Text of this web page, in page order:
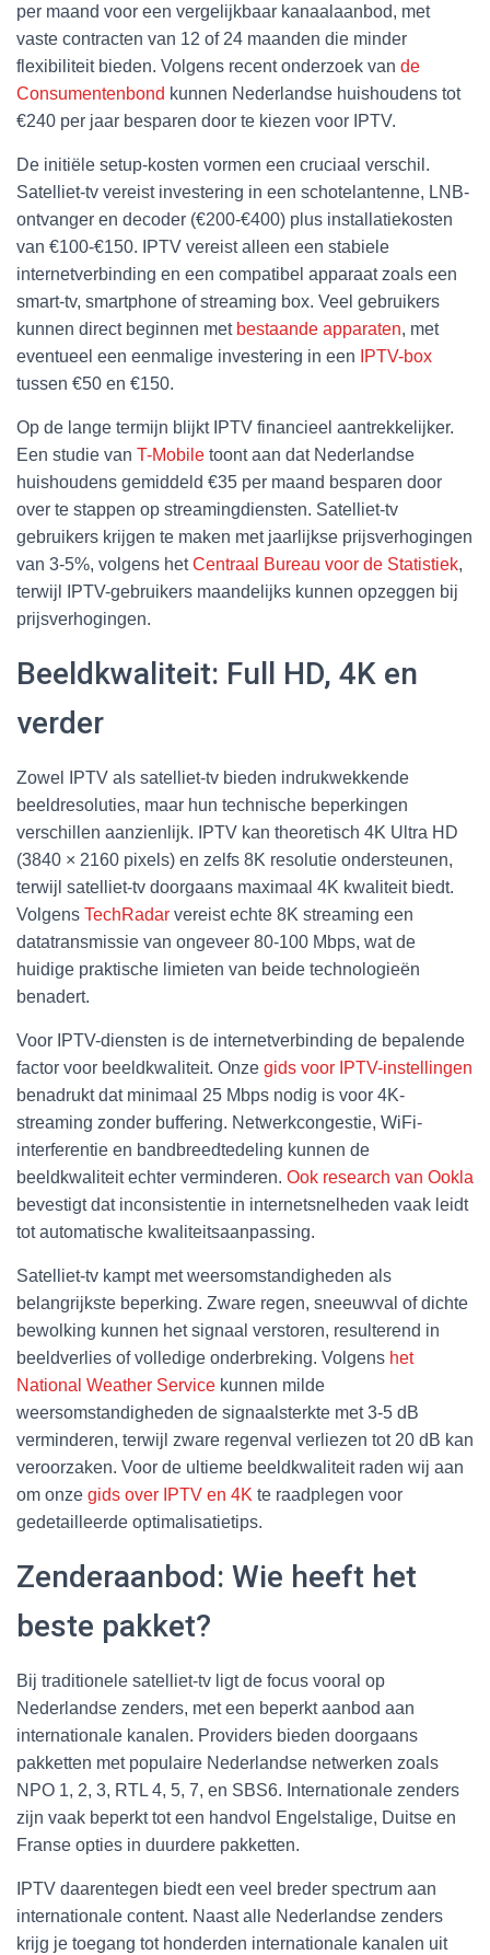
per maand voor een vergelijkbaar kanaalaanbod, met
vaste contracten van 12 of 24 maanden die minder
flexibiliteit bieden. Volgens recent onderzoek van de
Consumentenbond kunnen Nederlandse huishoudens tot
€240 per jaar besparen door te kiezen voor IPTV.
De initiële setup-kosten vormen een cruciaal verschil.
Satelliet-tv vereist investering in een schotelantenne, LNB-
ontvanger en decoder (€200-€400) plus installatiekosten
van €100-€150. IPTV vereist alleen een stabiele
internetverbinding en een compatibel apparaat zoals een
smart-tv, smartphone of streaming box. Veel gebruikers
kunnen direct beginnen met bestaande apparaten, met
eventueel een eenmalige investering in een
IPTV-box
tussen €50 en €150.
Op de lange termijn blijkt IPTV financieel aantrekkelijker.
Een studie van T-Mobile toont aan dat Nederlandse
huishoudens gemiddeld €35 per maand besparen door
over te stappen op streamingdiensten. Satelliet-tv
gebruikers krijgen te maken met jaarlijkse prijsverhogingen
van 3-5%, volgens hetCentraal Bureau voor de Statistiek,
terwijl IPTV-gebruikers maandelijks kunnen opzeggen bij
prijsverhogingen.
Beeldkwaliteit: Full HD, 4K en
verder
Zowel IPTV als satelliet-tv bieden indrukwekkende
beeldresoluties, maar hun technische beperkingen
verschillen aanzienlijk. IPTV kan theoretisch 4K Ultra HD
(3840 × 2160 pixels) en zelfs 8K resolutie ondersteunen,
terwijl satelliet-tv doorgaans maximaal 4K kwaliteit biedt.
Volgens TechRadar vereist echte 8K streaming een
datatransmissie van ongeveer 80-100 Mbps, wat de
huidige praktische limieten van beide technologieën
benadert.
Voor IPTV-diensten is de internetverbinding de bepalende
factor voor beeldkwaliteit. Onze gids voor IPTV-instellingen
benadrukt dat minimaal 25 Mbps nodig is voor 4K-
streaming zonder buffering. Netwerkcongestie, WiFi-
interferentie en bandbreedtedeling kunnen de
beeldkwaliteit echter verminderen. Ook research van Ookla
bevestigt dat inconsistentie in internetsnelheden vaak leidt
tot automatische kwaliteitsaanpassing.
Satelliet-tv kampt met weersomstandigheden als
belangrijkste beperking. Zware regen, sneeuwval of dichte
bewolking kunnen het signaal verstoren, resulterend in
beeldverlies of volledige onderbreking. Volgens het
National Weather Service kunnen milde
weersomstandigheden de signaalsterkte met 3-5 dB
verminderen, terwijl zware regenval verliezen tot 20 dB kan
veroorzaken. Voor de ultieme beeldkwaliteit raden wij aan
om onze gids over IPTV en 4K te raadplegen voor
gedetailleerde optimalisatietips.
Zenderaanbod: Wie heeft het
beste pakket?
Bij traditionele satelliet-tv ligt de focus vooral op
Nederlandse zenders, met een beperkt aanbod aan
internationale kanalen. Providers bieden doorgaans
pakketten met populaire Nederlandse netwerken zoals
NPO 1, 2, 3, RTL 4, 5, 7, en SBS6. Internationale zenders
zijn vaak beperkt tot een handvol Engelstalige, Duitse en
Franse opties in duurdere pakketten.
IPTV daarentegen biedt een veel breder spectrum aan
internationale content. Naast alle Nederlandse zenders
krijg je toegang tot honderden internationale kanalen uit